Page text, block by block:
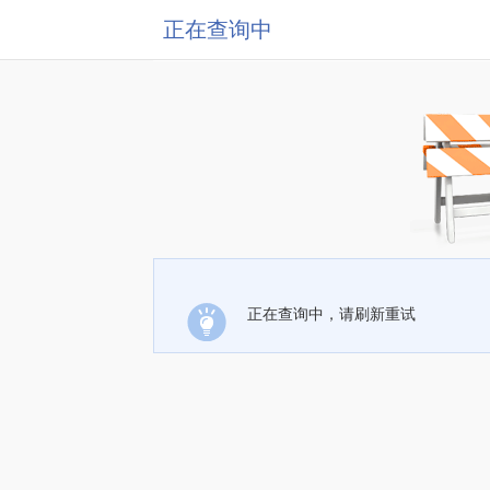
正在查询中
正在查询中，请刷新重试